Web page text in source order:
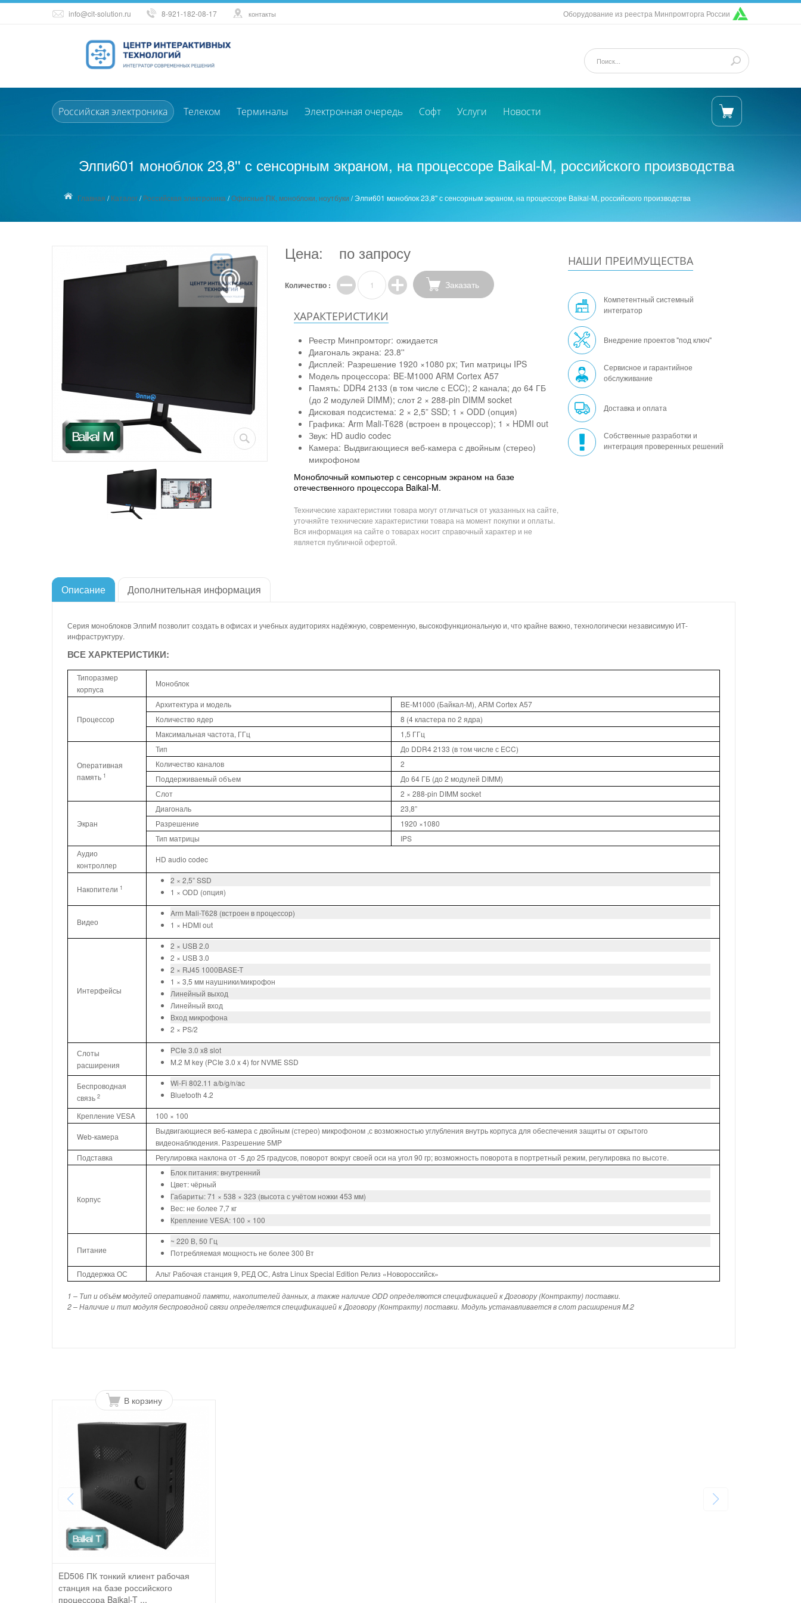
info@cit-solution.ru 8-921-182-08-17 контакты Оборудование из реестра Минпромторга России
Российская электроника Телеком Терминалы Электронная очередь Софт Услуги Новости
Элпи601 моноблок 23,8'' с сенсорным экраном, на процессоре Baikal-M, российского производства
Главная /Каталог/Российская электроника /Офисные ПК, моноблоки, ноутбуки /Элпи601 моноблок 23,8'' с сенсорным экраном, на процессоре Baikal-M, российского производства
Цена: по запросу
Количество : Заказать
ХАРАКТЕРИСТИКИ
Реестр Минпромторг: ожидается
Диагональ экрана: 23.8''
Дисплей: Разрешение 1920 ×1080 px; Тип матрицы IPS
Модель процессора: BE-M1000 ARM Cortex A57
Память: DDR4 2133 (в том числе с ECC); 2 канала; до 64 ГБ
(до 2 модулей DIMM); слот 2 × 288-pin DIMM socket
Дисковая подсистема: 2 × 2,5” SSD; 1 × ODD (опция)
Графика: Arm Mali-T628 (встроен в процессор); 1 × HDMI out
Звук: HD audio codec
Камера: Выдвигающиеся веб-камера с двойным (стерео)
микрофоном
Моноблочный компьютер с сенсорным экраном на базе
отечественного процессора Baikal-M.
Технические характеристики товара могут отличаться от указанных на сайте,
уточняйте технические характеристики товара на момент покупки и оплаты.
Вся информация на сайте о товарах носит справочный характер и не
является публичной офертой.
НАШИ ПРЕИМУЩЕСТВА
Компетентный системный
интегратор
Внедрение проектов "под ключ"
Сервисное и гарантийное
обслуживание
Доставка и оплата
Собственные разработки и
интеграция проверенных решений
Описание Дополнительная информация
Серия моноблоков ЭлпиМ позволит создать в офисах и учебных аудиториях надёжную, современную, высокофункциональную и, что крайне важно, технологически независимую ИТ-
инфраструктуру.
ВСЕ ХАРКТЕРИСТИКИ:
Типоразмер
корпуса
Моноблок
Процессор
Архитектура и модель
BE-M1000 (Байкал-М), ARM Cortex A57
Количество ядер
8 (4 кластера по 2 ядра)
Максимальная частота, ГГц
1,5 ГГц
Оперативная
память 1
Тип
До DDR4 2133 (в том числе с ECC)
Количество каналов
2
Поддерживаемый объем
До 64 ГБ (до 2 модулей DIMM)
Слот
2 × 288-pin DIMM socket
Экран
Диагональ
23,8”
Разрешение
1920 ×1080
Тип матрицы
IPS
Аудио
контроллер
HD audio codec
Накопители 1
2 × 2,5” SSD
1 × ODD (опция)
Видео
Arm Mali-T628 (встроен в процессор)
1 × HDMI out
Интерфейсы
2 × USB 2.0
2 × USB 3.0
2 × RJ45 1000BASE-T
1 × 3,5 мм наушники/микрофон
Линейный выход
Линейный вход
Вход микрофона
2 × PS/2
Слоты
расширения
PCIe 3.0 x8 slot
M.2 M key (PCIe 3.0 x 4) for NVME SSD
Беспроводная
связь 2
Wi-Fi 802.11 a/b/g/n/ac
Bluetooth 4.2
Крепление VESA 100 × 100
Web-камера
Выдвигающиеся веб-камера с двойным (стерео) микрофоном ,с возможностью углубления внутрь корпуса для обеспечения защиты от скрытого
видеонаблюдения. Разрешение 5MP
Подставка
Регулировка наклона от -5 до 25 градусов, поворот вокруг своей оси на угол 90 гр; возможность поворота в портретный режим, регулировка по высоте.
Корпус
Блок питания: внутренний
Цвет: чёрный
Габариты: 71 × 538 × 323 (высота с учётом ножки 453 мм)
Вес: не более 7,7 кг
Крепление VESA: 100 × 100
Питание
~ 220 В, 50 Гц
Потребляемая мощность не более 300 Вт
Поддержка ОС Альт Рабочая станция 9, РЕД ОС, Astra Linux Special Edition Релиз «Новороссийск»
1 – Тип и объём модулей оперативной памяти, накопителей данных, а также наличие ODD определяются спецификацией к Договору (Контракту) поставки.
2 – Наличие и тип модуля беспроводной связи определяется спецификацией к Договору (Контракту) поставки. Модуль устанавливается в слот расширения M.2
В корзину
ED506 ПК тонкий клиент рабочая
станция на базе российского
процессора Baikal-T ...